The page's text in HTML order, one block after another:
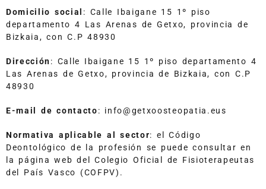
Domicilio social : Calle Ibaigane 15 1º piso
departamento 4 Las Arenas de Getxo, provincia de
Bizkaia, con C.P 48930
Dirección: Calle Ibaigane 15 1º piso departamento 4
Las Arenas de Getxo, provincia de Bizkaia, con C.P
48930
E-mail de contacto: info@getxoosteopatia.eus
Normativa aplicable al sector: el Código
Deontológico de la profesión se puede consultar en
la página web del Colegio Oficial de Fisioterapeutas
del País Vasco (COFPV).